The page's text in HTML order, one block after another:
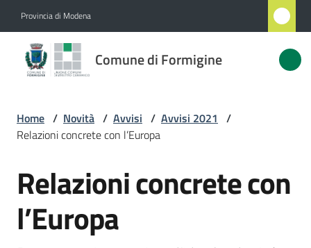
Provincia di Modena
Comune di Formigine
Comune
di
Novità
Servizi
Home / Novità / Avvisi / Avvisi 2021 /
Relazioni concrete con l’Europa
Salta al contenuto
Relazioni concrete con
l’Europa